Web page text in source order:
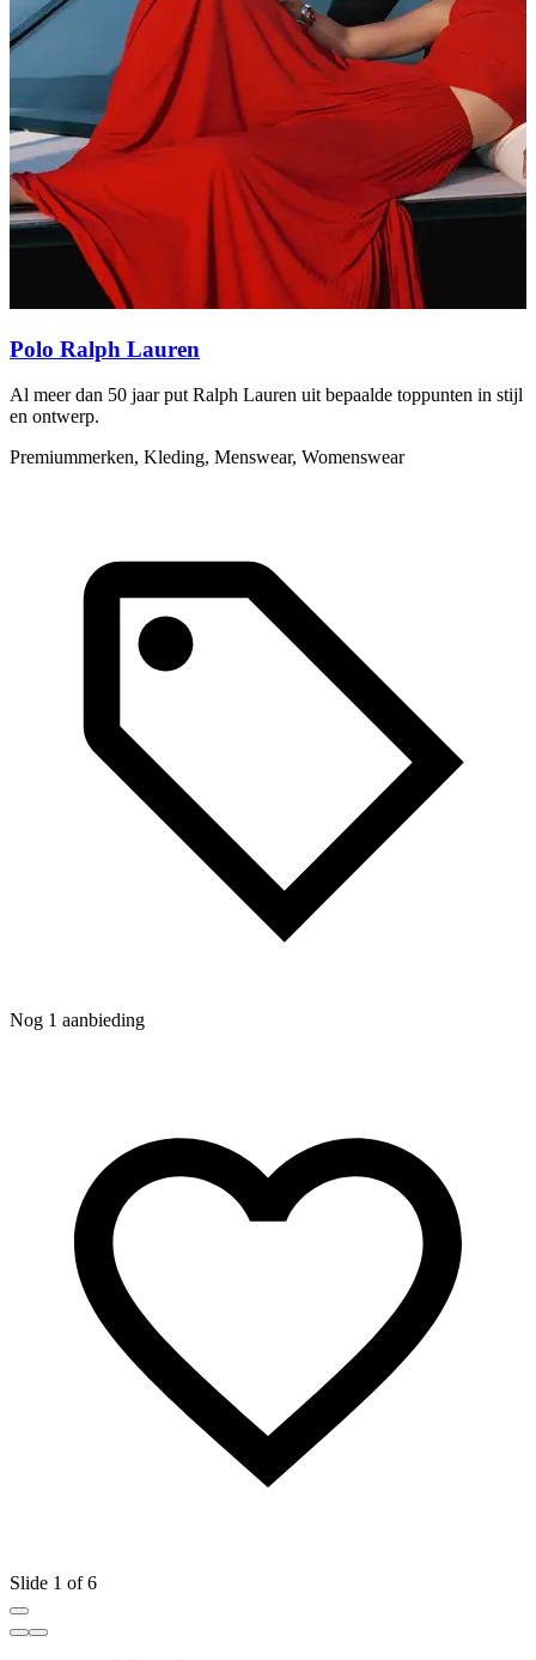
Polo Ralph Lauren
Al meer dan 50 jaar put Ralph Lauren uit bepaalde toppunten in stijl
en ontwerp.
Premiummerken, Kleding, Menswear, Womenswear
Nog 1 aanbieding
Slide 1 of 6